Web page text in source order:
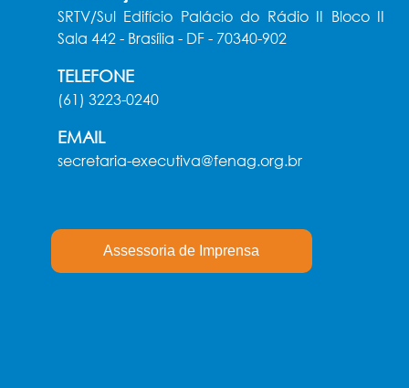
SRTV/Sul Edifício Palácio do Rádio II Bloco II
Sala 442 - Brasília - DF - 70340-902
TELEFONE
(61) 3223-0240
EMAIL
secretaria-executiva@fenag.org.br
Assessoria de Imprensa